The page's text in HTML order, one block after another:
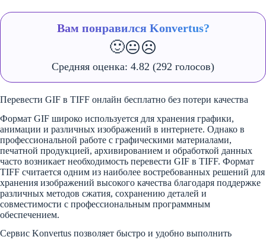
Вам понравился Konvertus?
🙂😐☹️
Средняя оценка: 4.82 (292 голосов)
Перевести GIF в TIFF онлайн бесплатно без потери качества
Формат GIF широко используется для хранения графики,
анимации и различных изображений в интернете. Однако в
профессиональной работе с графическими материалами,
печатной продукцией, архивированием и обработкой данных
часто возникает необходимость перевести GIF в TIFF. Формат
TIFF считается одним из наиболее востребованных решений для
хранения изображений высокого качества благодаря поддержке
различных методов сжатия, сохранению деталей и
совместимости с профессиональным программным
обеспечением.
Сервис Konvertus позволяет быстро и удобно выполнить